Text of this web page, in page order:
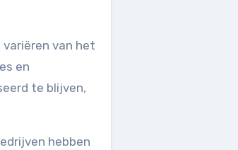
van het
en
te blijven,
hebben